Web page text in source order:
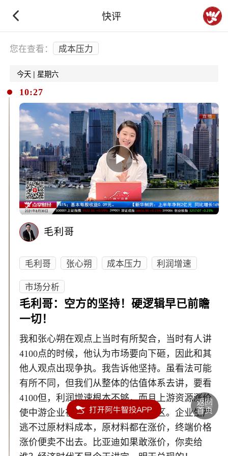
快评
下拉刷新
您在查看： 成本压力
今天 | 星期六
10:27
毛利哥
毛利哥 张心朔 成本压力
利润增速
市场分析
毛利哥：空方的坚持！硬逻辑早已前瞻
一切！
我和张心朔在观点上当时有所契合，当时有人讲
4100点的时候，他认为市场要向下砸，因此和其
他人观点出现争执。我告诉他坚持。虽看法可能
有所不同，但我们从整体的估值体系去讲，要看
4100但，利润增速根本不够，而且上游资源涨价
使中游企业在三季报出现业绩重灾区。企业生产
逃不过原材料成本，原材料都在涨价，终端价格
涨价便卖不出去。比亚迪如果敢涨价，你卖给